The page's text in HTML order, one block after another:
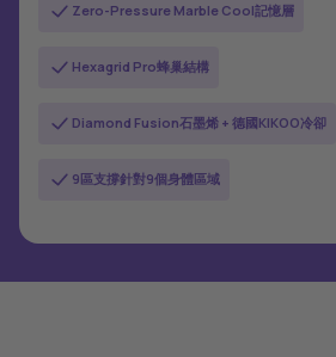
Zero-Pressure Marble Cool記憶層
Hexagrid Pro蜂巢結構
Diamond Fusion石墨烯 + 德國KIKOO冷卻
9區支撐針對9個身體區域